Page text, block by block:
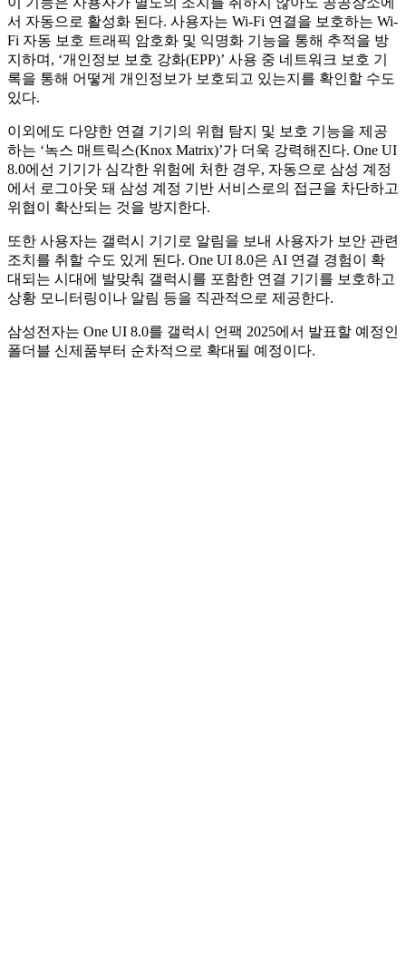
서 자동으로 활성화 된다. 사용자는 Wi-Fi 연결을 보호하는 Wi-
Fi 자동 보호 트래픽 암호화 및 익명화 기능을 통해 추적을 방
지하며, ‘개인정보 보호 강화(EPP)’ 사용 중 네트워크 보호 기
록을 통해 어떻게 개인정보가 보호되고 있는지를 확인할 수도
있다.
이외에도 다양한 연결 기기의 위협 탐지 및 보호 기능을 제공
하는 ‘녹스 매트릭스(Knox Matrix)’가 더욱 강력해진다. One UI
8.0에선 기기가 심각한 위험에 처한 경우, 자동으로 삼성 계정
에서 로그아웃 돼 삼성 계정 기반 서비스로의 접근을 차단하고
위협이 확산되는 것을 방지한다.
또한 사용자는 갤럭시 기기로 알림을 보내 사용자가 보안 관련
조치를 취할 수도 있게 된다. One UI 8.0은 AI 연결 경험이 확
대되는 시대에 발맞춰 갤럭시를 포함한 연결 기기를 보호하고
상황 모니터링이나 알림 등을 직관적으로 제공한다.
삼성전자는 One UI 8.0를 갤럭시 언팩 2025에서 발표할 예정인
폴더블 신제품부터 순차적으로 확대될 예정이다.